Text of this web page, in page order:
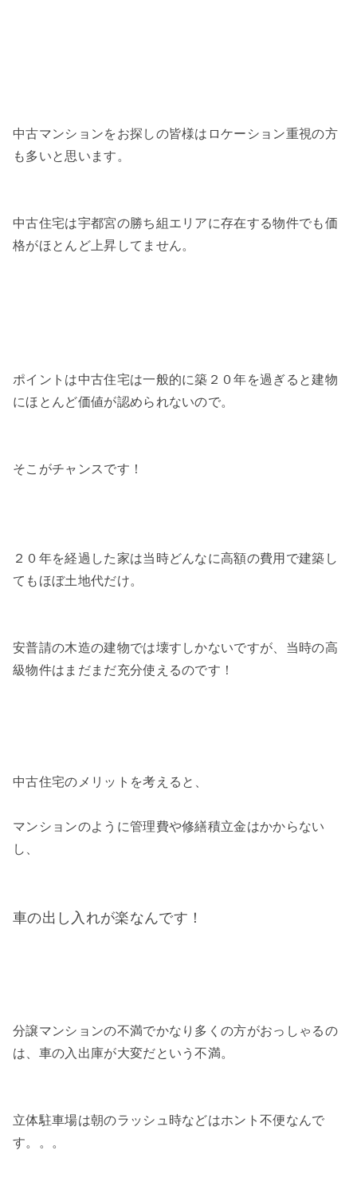
中古マンションをお探しの皆様はロケーション重視の方
も多いと思います。
中古住宅は宇都宮の勝ち組エリアに存在する物件でも価
格がほとんど上昇してません。
ポイントは中古住宅は一般的に築２０年を過ぎると建物
にほとんど価値が認められないので。
そこがチャンスです！
２０年を経過した家は当時どんなに高額の費用で建築し
てもほぼ土地代だけ。
安普請の木造の建物では壊すしかないですが、当時の高
級物件はまだまだ充分使えるのです！
中古住宅のメリットを考えると、
マンションのように管理費や修繕積立金はかからない
し、
車の出し入れが楽なんです！
分譲マンションの不満でかなり多くの方がおっしゃるの
は、車の入出庫が大変だという不満。
立体駐車場は朝のラッシュ時などはホント不便なんで
す。。。